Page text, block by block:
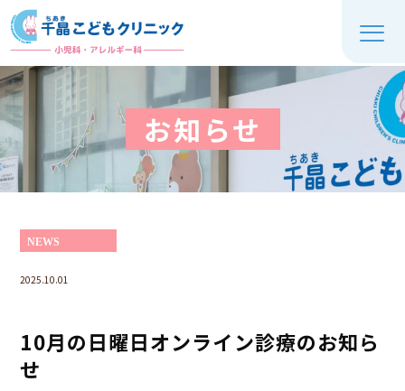
お知らせ
NEWS
2025.10.01
10月の日曜日オンライン診療のお知ら
せ